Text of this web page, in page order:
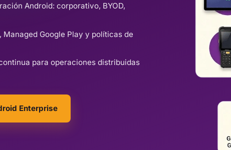
Android: corporativo, BYOD,
Google Play y políticas de
para operaciones distribuidas
Enterprise